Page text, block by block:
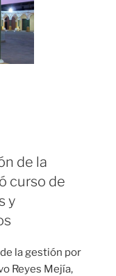
de la
curso de
y
la gestión por
Reyes Mejía,